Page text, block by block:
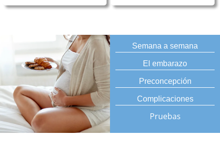
Semana a semana
El embarazo
Preconcepción
Complicaciones
Pruebas